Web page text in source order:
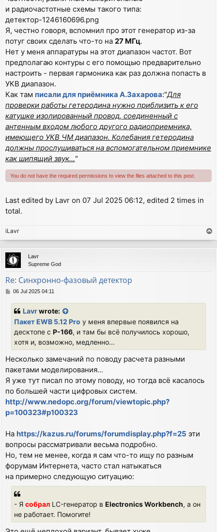
и радиочастотные схемы такого типа:
детектор-1246160696.png
Я, честно говоря, вспомнил про этот генератор из-за
потуг своих сделать что-то на 27 МГц.
Нет у меня аппаратуры на этот диапазон частот. Вот
предполагаю контуры с его помощью предварительно
настроить - первая гармоника как раз должна попасть в
УКВ диапазон.
Как там писали для приёмника А.Захарова:"Для
проверки работы гетеродина нужно приблизить к его
катушке изолированный провод, соединенный с
антенным входом любого другого радиоприемника,
имеющего УКВ ЧМ диапазон. Колебания гетеродина
должны прослушиваться на вспомогательном приемнике
как шипящий звук..."
You do not have the required permissions to view the files attached to this post.
Last edited by Lavr on 07 Jul 2025 06:12, edited 2 times in
total.
iLavr
o
p
Lavr
Supreme God
Re: Синхронно-фазовый детектор
P06 Jul 2025 04:11
Lavrwrote:
Пакет EWB 5.12 Pro у меня впервые появился на
десктопе с P-166, и там бы всё получилось хорошо,
хотя и, возможно, медленно...
Несколько замечаний по поводу расчета разными
пакетами моделирования...
Я уже тут писал по этому поводу, но тогда всё касалось
по большей части цифровых систем.
http://www.nedopc.org/forum/viewtopic.php?
p=100323#p100323
На https://kazus.ru/forums/forumdisplay.php?f=25 эти
вопросы рассматривали весьма подробно.
Но, тем не менее, когда я сам что-то ищу по разным
форумам Интернета, часто стал натыкаться
на примерно следующую ситуацию:
- Я собрал LC-генератор в Electronics Workbench, а он
не работает. Помогите!